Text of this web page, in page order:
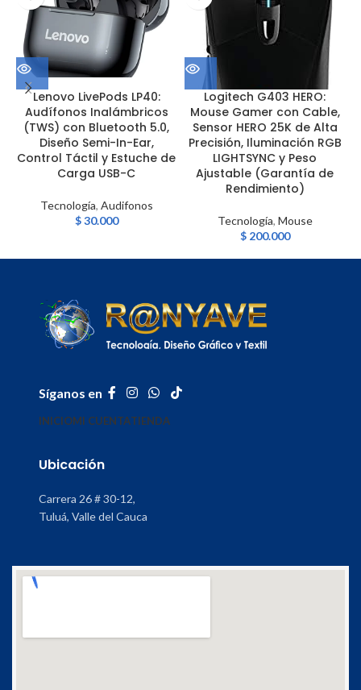
Lenovo LivePods LP40:
Audífonos Inalámbricos
(TWS) con Bluetooth 5.0,
Diseño Semi-In-Ear,
Control Táctil y Estuche de
Carga USB-C
Tecnología, Audifonos
$30.000
Logitech G403 HERO:
Mouse Gamer con Cable,
Sensor HERO 25K de Alta
Precisión, Iluminación RGB
LIGHTSYNC y Peso
Ajustable (Garantía de
Rendimiento)
Tecnología, Mouse
$200.000
Síganos en
INICIOMI CUENTATIENDA
Ubicación
Carrera 26 # 30-12,
Tuluá, Valle del Cauca